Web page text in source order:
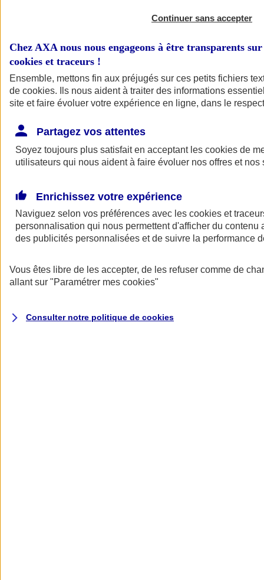
AXA Assurance
Continuer sans accepter
Chez AXA nous nous engageons à être transparents
cookies et traceurs !
Ensemble, mettons fin aux préjugés sur ces petits fichiers
de cookies. Ils nous aident à traiter des informations
site et faire évoluer votre expérience en ligne, dans le
Partagez vos attentes
Soyez toujours plus satisfait en acceptant les cookies de
utilisateurs qui nous aident à faire évoluer nos offres et nos
Enrichissez votre expérience
Naviguez selon vos préférences avec les cookies et
personnalisation qui nous permettent d'afficher du contenu
des publicités personnalisées et de suivre la performance
Vous êtes libre de les accepter, de les refuser comme de
allant sur "Paramétrer mes cookies"
Consulter notre politique de cookies